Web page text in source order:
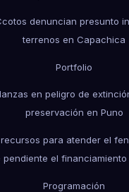
denuncian presunto
terrenos en Capachica
Portfolio
en peligro de
preservación en Puno
para atender el
pendiente el
Programación